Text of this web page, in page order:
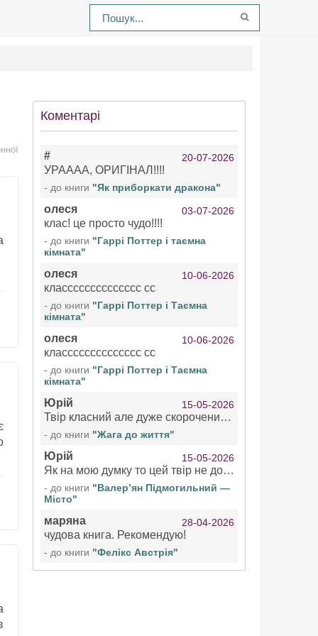
Коментарі
# 20-07-2026
УРАААА, ОРИГІНАЛ!!!!
- до книги "Як приборкати дракона"
олеся 03-07-2026
клас! це просто чудо!!!!
- до книги "Гаррі Поттер і таємна
кімната"
олеся 10-06-2026
класссссссссссссс сс
- до книги "Гаррі Поттер і Таємна
кімната"
олеся 10-06-2026
класссссссссссссс сс
- до книги "Гаррі Поттер і Таємна
кімната"
Юрій 15-05-2026
Твір класний але дуже скорочений якщо вже озвучуєте то бажано цілі твори
- до книги "Жага до життя"
Юрій 15-05-2026
Як на мою думку то цей твір не дотягує бути у топ 100 аудіокниг
- до книги "Валер’ян Підмогильний —
Місто"
маряна 28-04-2026
чудова книга. Рекомендую!
- до книги "Фелікс Австрія"